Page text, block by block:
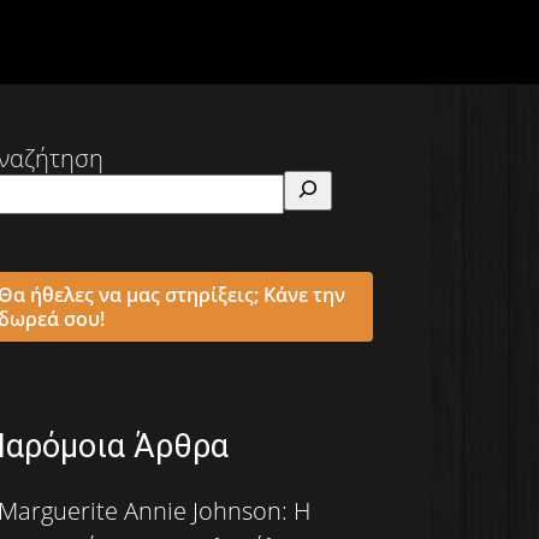
ήθελες να μας στηρίξεις; Κάνε την
σου!
Άρθρα
Annie Johnson: Η